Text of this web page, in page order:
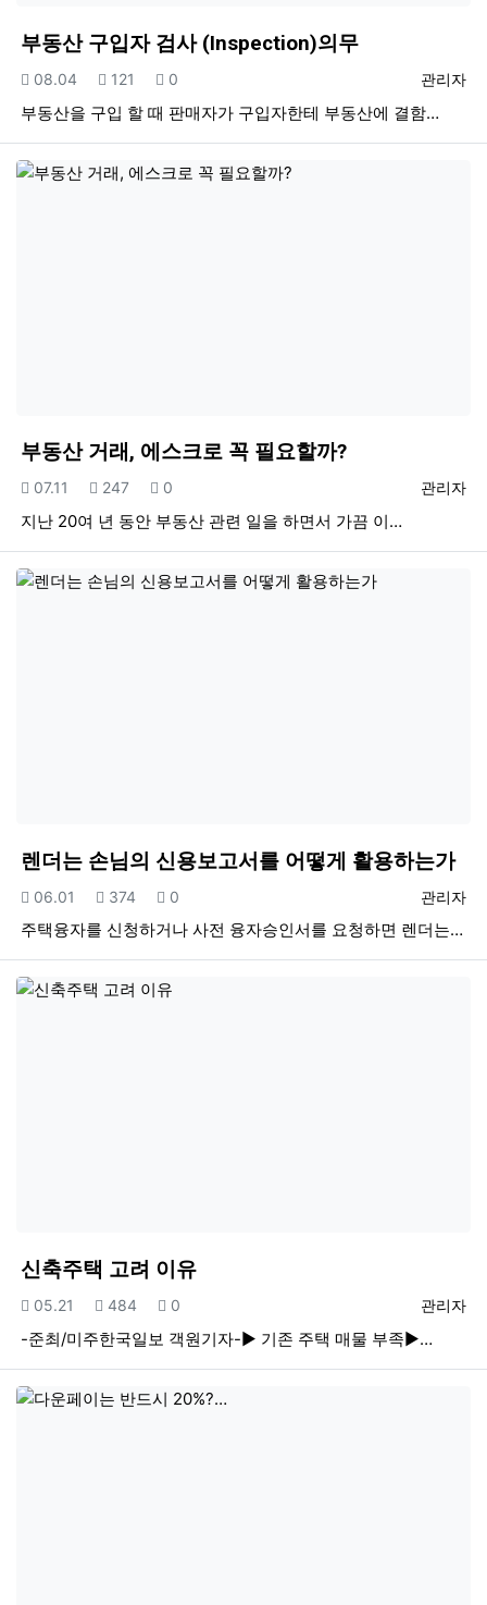
부동산 구입자 검사 (Inspection)의무
등록자
관리자
등록일
08.04 조회
121 추천
0
부동산을 구입 할 때 판매자가 구입자한테 부동산에 결함…
부동산 거래, 에스크로 꼭 필요할까?
등록자
관리자
등록일
07.11 조회
247 추천
0
지난 20여 년 동안 부동산 관련 일을 하면서 가끔 이…
렌더는 손님의 신용보고서를 어떻게 활용하는가
등록자
관리자
등록일
06.01 조회
374 추천
0
주택융자를 신청하거나 사전 융자승인서를 요청하면 렌더는…
신축주택 고려 이유
등록자
관리자
등록일
05.21 조회
484 추천
0
-준최/미주한국일보 객원기자-▶ 기존 주택 매물 부족▶…